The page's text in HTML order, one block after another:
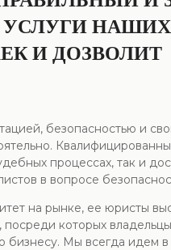
УСЛУГИ НАШИХ
И ДОЗВОЛИТ
безопасностью и
процессах, так и
в вопросе
на рынке, ее юристы
посреди которых
бизнесу. Мы всегда идем